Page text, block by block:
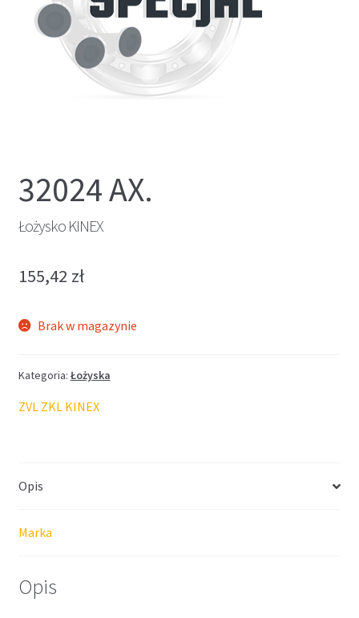
32024 AX.
Łożysko KINEX
155,42 zł
Brak w magazynie
Kategoria: Łożyska
ZVL ZKL KINEX
Opis
Marka
Opis